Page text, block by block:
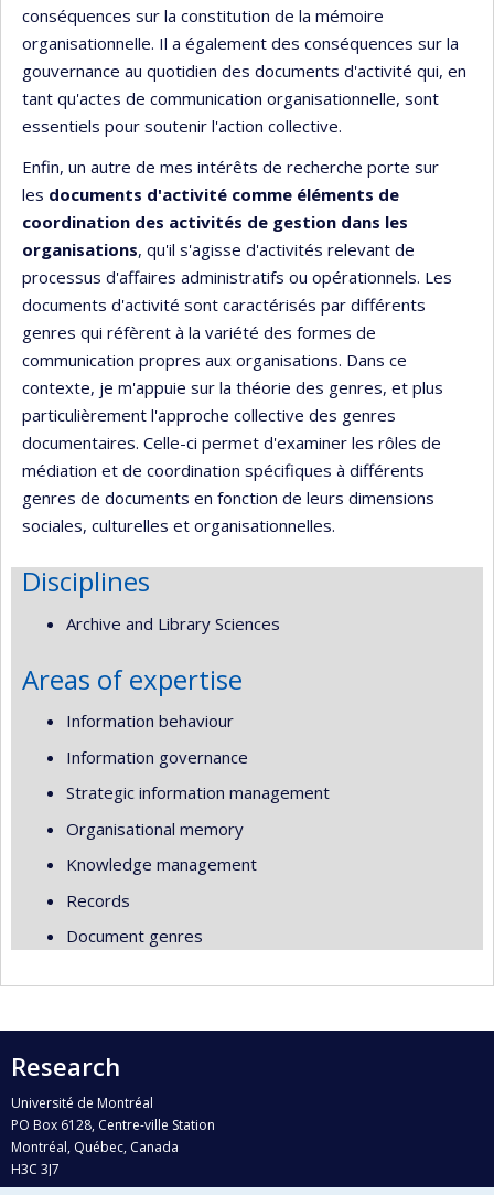
conséquences sur la constitution de la mémoire
organisationnelle. Il a également des conséquences sur la
gouvernance au quotidien des documents d'activité qui, en
tant qu'actes de communication organisationnelle, sont
essentiels pour soutenir l'action collective.
Enfin, un autre de mes intérêts de recherche porte sur
les documents d'activité comme éléments de
coordination des activités de gestion dans les
organisations, qu'il s'agisse d'activités relevant de
processus d'affaires administratifs ou opérationnels. Les
documents d'activité sont caractérisés par différents
genres qui réfèrent à la variété des formes de
communication propres aux organisations. Dans ce
contexte, je m'appuie sur la théorie des genres, et plus
particulièrement l'approche collective des genres
documentaires. Celle-ci permet d'examiner les rôles de
médiation et de coordination spécifiques à différents
genres de documents en fonction de leurs dimensions
sociales, culturelles et organisationnelles.
Disciplines
Archive and Library Sciences
Areas of expertise
Information behaviour
Information governance
Strategic information management
Organisational memory
Knowledge management
Records
Document genres
Research
Université de Montréal
PO Box 6128, Centre-ville Station
Montréal, Québec, Canada
H3C 3J7